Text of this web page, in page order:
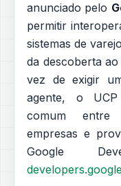
anunciado pelo
permitir
sistemas de
da descoberta
vez de exigir
agente, o UCP
comum entre
empresas e
Google